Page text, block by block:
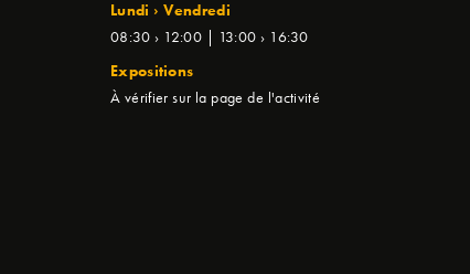
Lundi › Vendredi
08:30 › 12:00 | 13:00 › 16:30
Expositions
À vérifier sur la page de l'activité